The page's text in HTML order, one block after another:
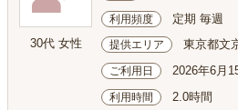
30代 女性
利用頻度 定期 毎週
提供エリア 東京都文
ご利用日 2026年6月
利用時間 2.0時間